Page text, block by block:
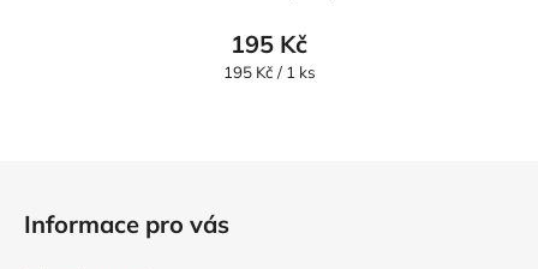
195 Kč
Měrná
195 Kč / 1 ks
Informace pro vás